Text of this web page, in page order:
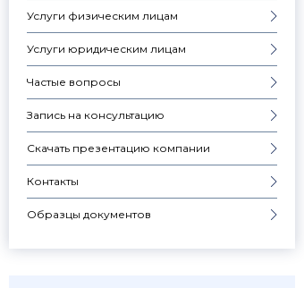
Услуги физическим лицам
Услуги юридическим лицам
Частые вопросы
Запись на консультацию
Скачать презентацию компании
Контакты
Образцы документов